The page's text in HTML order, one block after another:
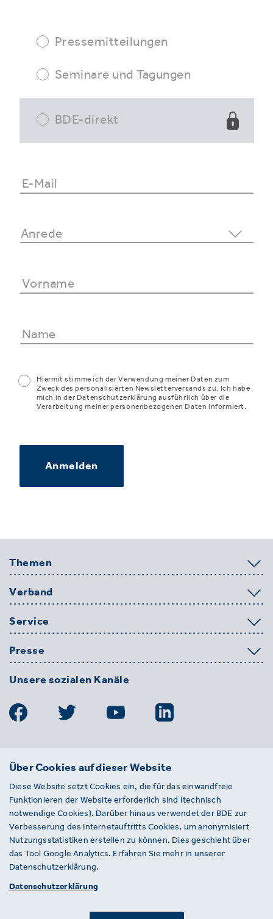
Pressemitteilungen
Seminare und Tagungen
BDE-direkt
Hiermit stimme ich der Verwendung meiner Daten zum
Zweck des personalisierten Newsletterversands zu. Ich habe
mich in der Datenschutzerklärung ausführlich über die
Verarbeitung meiner personenbezogenen Daten informiert.
Anmelden
Themen
Verband
Service
Presse
Unsere sozialen Kanäle
BDE
Entsorgungs-, Wasser- und
Kreislaufwirtschaft e. V.
Von-der-Heydt-Straße 2
D 10785 Berlin
Sie haben einen Fehler auf unserer Website
gefunden? Ihnen ist ein defekter Link
aufgefallen? Wir freuen uns über Ihren
Über Cookies auf dieser Website
Diese Website setzt Cookies ein, die für das einwandfreie
Funktionieren der Website erforderlich sind (technisch
notwendige Cookies). Darüber hinaus verwendet der BDE zur
Verbesserung des Internetauftritts Cookies, um anonymisiert
Nutzungsstatistiken erstellen zu können. Dies geschieht über
das Tool Google Analytics. Erfahren Sie mehr in unserer
Datenschutzerklärung.
Datenschutzerklärung